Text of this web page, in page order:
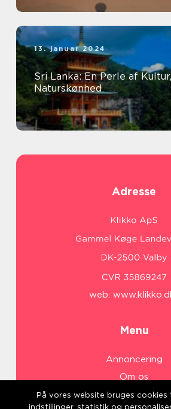
13. januar 2024
Sri Lanka: En Perle af
Naturskønhed
Adresse
web:
Menu
Annoncering
Om os
Cookies
På vores website bruges cookies
indstillinger, statistik og